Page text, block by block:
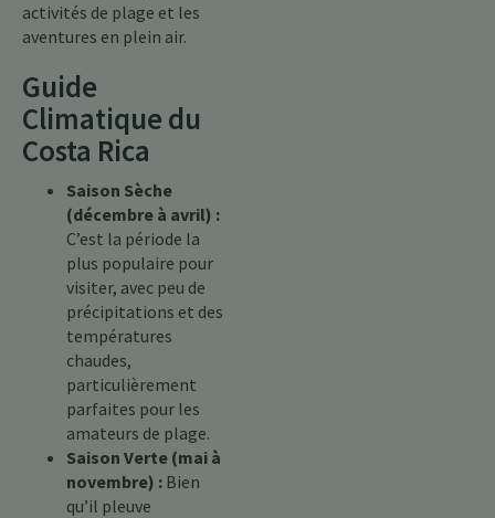
activités de plage et les
aventures en plein air.
Guide
Climatique du
Costa Rica
Saison Sèche
(décembre à avril) :
C’est la période la
plus populaire pour
visiter, avec peu de
précipitations et des
températures
chaudes,
particulièrement
parfaites pour les
amateurs de plage.
Saison Verte (mai à
novembre) : Bien
qu’il pleuve